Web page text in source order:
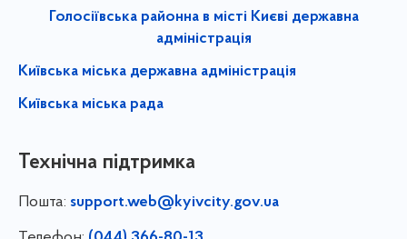
Голосіївська районна в місті Києві державна
адміністрація
Київська міська державна адміністрація
Київська міська рада
Технічна підтримка
Пошта: support.web@kyivcity.gov.ua